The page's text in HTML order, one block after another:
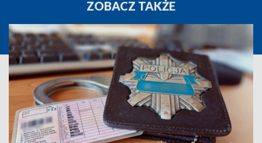
ZOBACZ TAKŻE